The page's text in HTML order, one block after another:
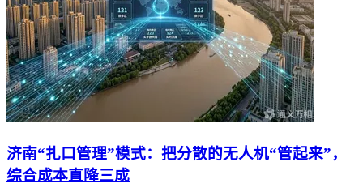
济南“扎口管理”模式：把分散的无人机“管起来”，
综合成本直降三成